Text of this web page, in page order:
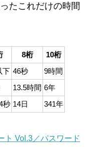
たこれだけの時間
8桁
10桁
下 46秒
9時間
13.5時間 6年
秒 14日 341年
ト Vol.3／パスワード